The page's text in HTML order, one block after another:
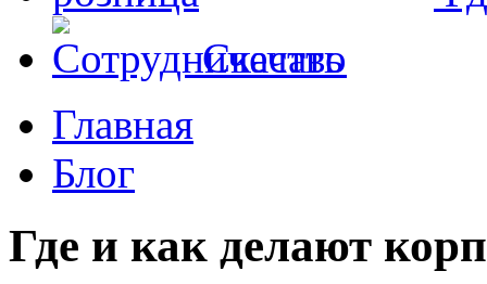
Скачать
Главная
Блог
Где и как делают